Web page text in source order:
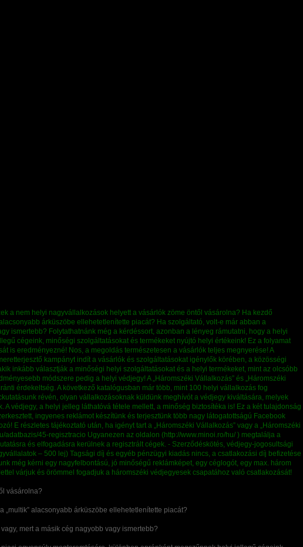
vásárolna?
alacsonyabb árküszöbe ellehetetlenítette piacát?
mert a másik cég nagyobb vagy ismertebb?